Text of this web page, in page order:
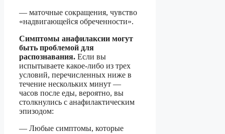
— маточные сокращения, чувство
«надвигающейся обреченности».
Симптомы анафилаксии могут
быть проблемой для
распознавания. Если вы
испытываете какое-либо из трех
условий, перечисленных ниже в
течение нескольких минут —
часов после еды, вероятно, вы
столкнулись с анафилактическим
эпизодом:
— Любые симптомы, которые